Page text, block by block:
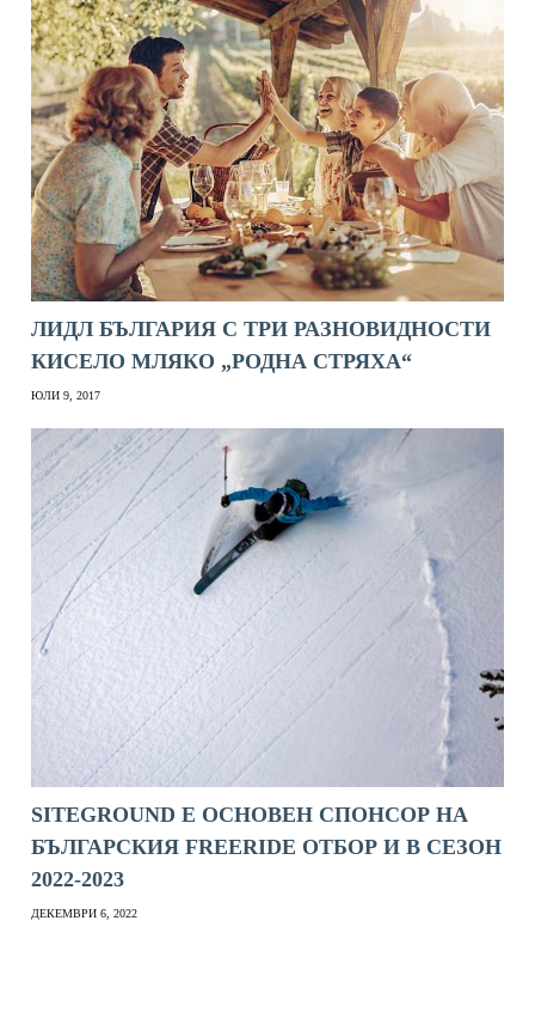
ЛИДЛ БЪЛГАРИЯ С ТРИ РАЗНОВИДНОСТИ
КИСЕЛО МЛЯКО „РОДНА СТРЯХА“
ЮЛИ 9, 2017
SITEGROUND Е ОСНОВЕН СПОНСОР НА
БЪЛГАРСКИЯ FREERIDE ОТБОР И В СЕЗОН
2022-2023
ДЕКЕМВРИ 6, 2022